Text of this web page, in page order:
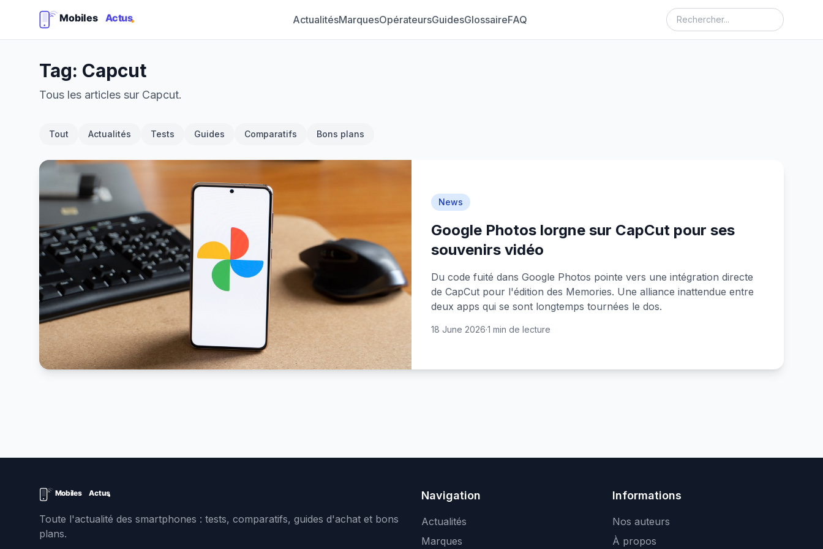
ActualitésMarquesOpérateursGuidesGlossaireFAQ
Tag: Capcut
Tous les articles sur Capcut.
Tout Actualités Tests Guides Comparatifs Bons plans
News
Google Photos lorgne sur CapCut pour ses
souvenirs vidéo
Du code fuité dans Google Photos pointe vers une intégration directe
de CapCut pour l'édition des Memories. Une alliance inattendue entre
deux apps qui se sont longtemps tournées le dos.
18 June 2026·1 min de lecture
Toute l'actualité des smartphones : tests, comparatifs, guides d'achat et bons
plans.
Navigation
Actualités
Marques
Informations
Nos auteurs
À propos